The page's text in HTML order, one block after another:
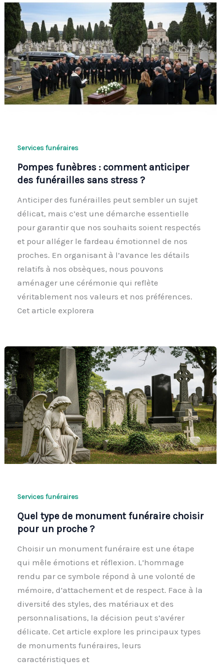
Services funéraires
Pompes funèbres : comment anticiper
des funérailles sans stress ?
Anticiper des funérailles peut sembler un sujet
délicat, mais c’est une démarche essentielle
pour garantir que nos souhaits soient respectés
et pour alléger le fardeau émotionnel de nos
proches. En organisant à l’avance les détails
relatifs à nos obsèques, nous pouvons
aménager une cérémonie qui reflète
véritablement nos valeurs et nos préférences.
Cet article explorera
Services funéraires
Quel type de monument funéraire choisir
pour un proche ?
Choisir un monument funéraire est une étape
qui mêle émotions et réflexion. L’hommage
rendu par ce symbole répond à une volonté de
mémoire, d’attachement et de respect. Face à la
diversité des styles, des matériaux et des
personnalisations, la décision peut s’avérer
délicate. Cet article explore les principaux types
de monuments funéraires, leurs
caractéristiques et